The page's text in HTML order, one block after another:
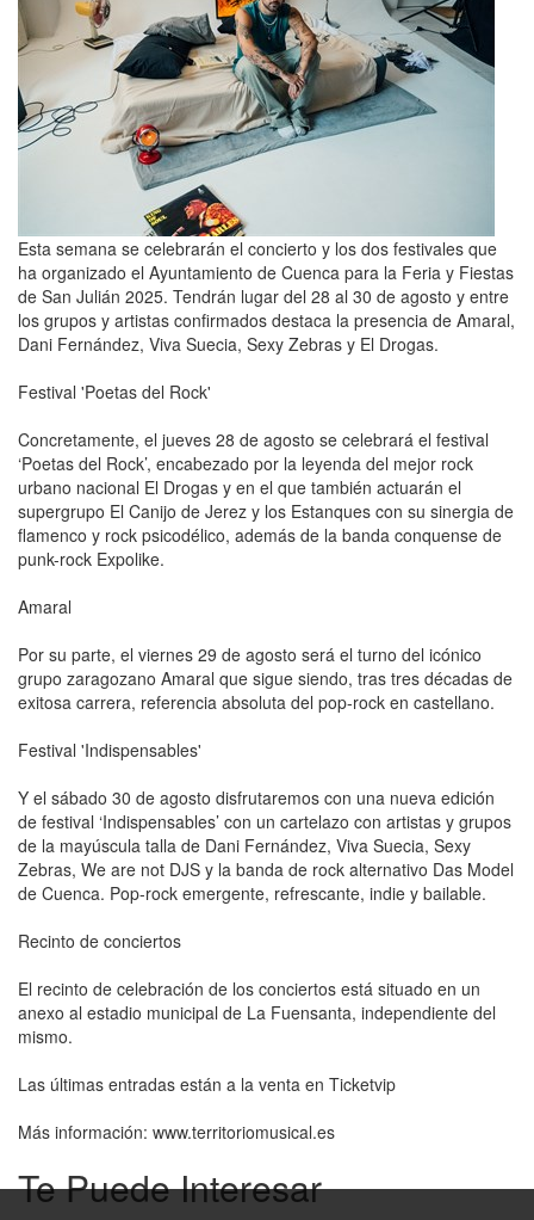
Esta semana se celebrarán el concierto y los dos festivales que
ha organizado el Ayuntamiento de Cuenca para la Feria y Fiestas
de San Julián 2025. Tendrán lugar del 28 al 30 de agosto y entre
los grupos y artistas confirmados destaca la presencia de Amaral,
Dani Fernández, Viva Suecia, Sexy Zebras y El Drogas.
Festival 'Poetas del Rock'
Concretamente, el jueves 28 de agosto se celebrará el festival
‘Poetas del Rock’, encabezado por la leyenda del mejor rock
urbano nacional El Drogas y en el que también actuarán el
supergrupo El Canijo de Jerez y los Estanques con su sinergia de
flamenco y rock psicodélico, además de la banda conquense de
punk-rock Expolike.
Amaral
Por su parte, el viernes 29 de agosto será el turno del icónico
grupo zaragozano Amaral que sigue siendo, tras tres décadas de
exitosa carrera, referencia absoluta del pop-rock en castellano.
Festival 'Indispensables'
Y el sábado 30 de agosto disfrutaremos con una nueva edición
de festival ‘Indispensables’ con un cartelazo con artistas y grupos
de la mayúscula talla de Dani Fernández, Viva Suecia, Sexy
Zebras, We are not DJS y la banda de rock alternativo Das Model
de Cuenca. Pop-rock emergente, refrescante, indie y bailable.
Recinto de conciertos
El recinto de celebración de los conciertos está situado en un
anexo al estadio municipal de La Fuensanta, independiente del
mismo.
Las últimas entradas están a la venta en Ticketvip
Más información: www.territoriomusical.es
Te Puede Interesar